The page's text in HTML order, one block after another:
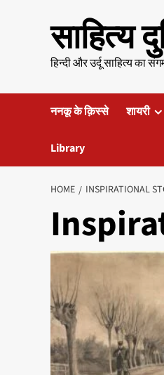
साहित्य
हिन्दी और उर्दू साहित्य का
ननकू के क़िस्से शायरी
Library
HOME INSPIRATIONAL